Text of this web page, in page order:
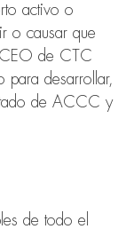
activo o
o causar que
CEO de CTC
para desarrollar,
de ACCC y
de todo el